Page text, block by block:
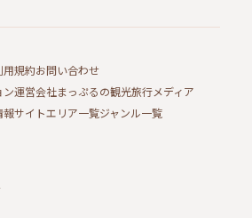
用規約お問い合わせ
ン運営会社まっぷるの観光旅行メディア
サイトエリア一覧ジャンル一覧